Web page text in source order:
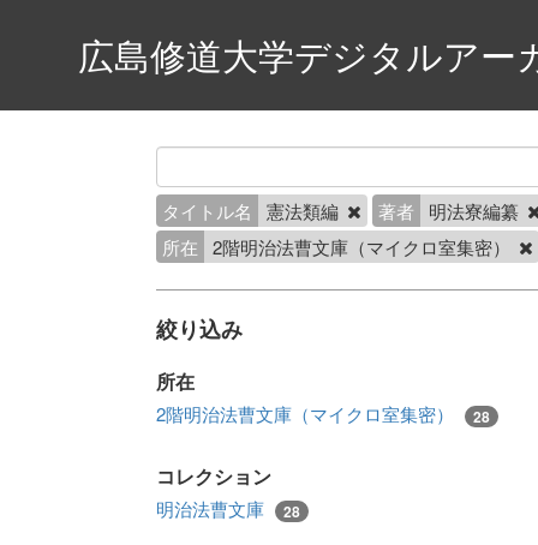
広島修道大学デジタルアー
タイトル名 憲法類編 著者
明法寮編纂
所在
2階明治法曹文庫（マイクロ室集密）
絞り込み
所在
2階明治法曹文庫（マイクロ室集密） 28
コレクション
明治法曹文庫 28